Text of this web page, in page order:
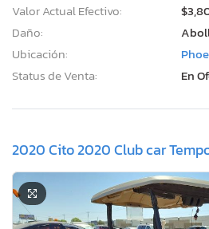
Valor Actual Efectivo:
Daño:
Ubicación:
Status de Venta:
En
2020 Cito 2020 Club car